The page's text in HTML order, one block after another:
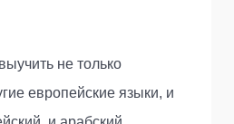
не только
европейские языки, и